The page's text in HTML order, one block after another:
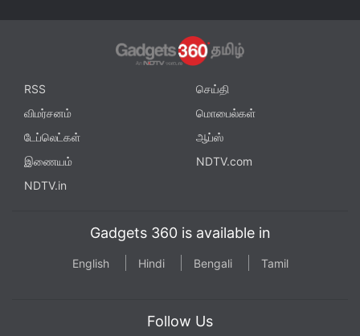
RSS
செய்தி
விமர்சனம்
மொபைல்கள்
டேப்லெட்கள்
ஆப்ஸ்
இணையம்
NDTV.com
NDTV.in
Gadgets 360 is available in
English Hindi Bengali Tamil
Follow Us